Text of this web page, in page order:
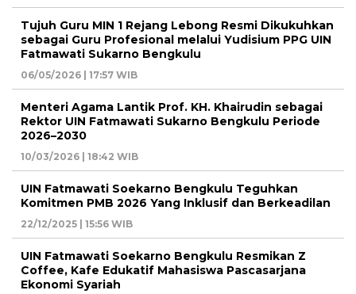
Tujuh Guru MIN 1 Rejang Lebong Resmi Dikukuhkan
sebagai Guru Profesional melalui Yudisium PPG UIN
Fatmawati Sukarno Bengkulu
06/05/2026 | 17:57 WIB
Menteri Agama Lantik Prof. KH. Khairudin sebagai
Rektor UIN Fatmawati Sukarno Bengkulu Periode
2026–2030
10/03/2026 | 18:42 WIB
UIN Fatmawati Soekarno Bengkulu Teguhkan
Komitmen PMB 2026 Yang Inklusif dan Berkeadilan
22/12/2025 | 15:56 WIB
UIN Fatmawati Soekarno Bengkulu Resmikan Z
Coffee, Kafe Edukatif Mahasiswa Pascasarjana
Ekonomi Syariah